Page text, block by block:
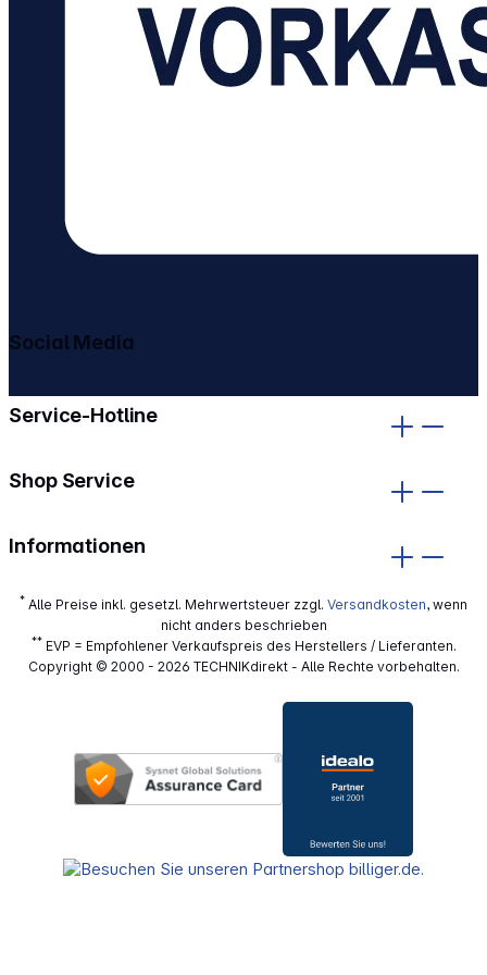
Service-Hotline
Shop Service
Informationen
Social Media
* Alle Preise inkl. gesetzl. Mehrwertsteuer zzgl. Versandkosten, wenn
nicht anders beschrieben
**EVP = Empfohlener Verkaufspreis des Herstellers / Lieferanten.
Copyright © 2000 - 2026 TECHNIKdirekt - Alle Rechte vorbehalten.